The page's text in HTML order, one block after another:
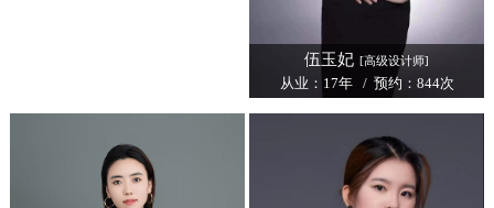
伍玉妃 [高级设计师]
从业：17年 / 预约：844次